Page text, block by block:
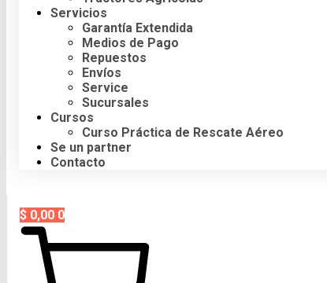
Servicios
Garantía Extendida
Medios de Pago
Repuestos
Envíos
Service
Sucursales
Cursos
Curso Práctica de Rescate Aéreo
Se un partner
Contacto
$ 0,00 0